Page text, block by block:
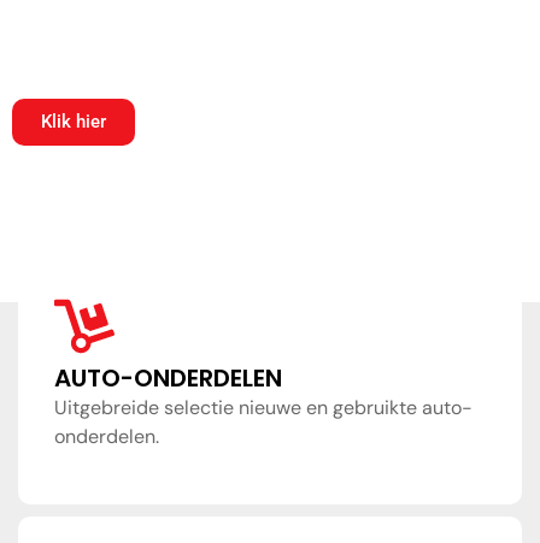
Klik hier
AUTO-ONDERDELEN
Uitgebreide selectie nieuwe en gebruikte auto-
onderdelen.